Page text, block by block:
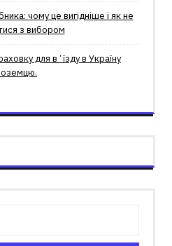
чому це вигідніше і як не
з вибором
для вʼїзду в Україну